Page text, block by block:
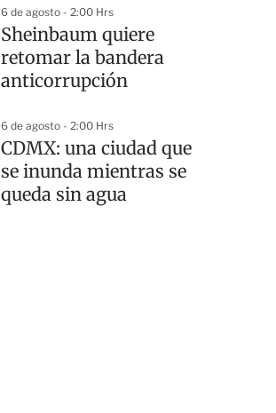
6 de agosto - 2:00 Hrs
Sheinbaum quiere
retomar la bandera
anticorrupción
6 de agosto - 2:00 Hrs
CDMX: una ciudad que
se inunda mientras se
queda sin agua